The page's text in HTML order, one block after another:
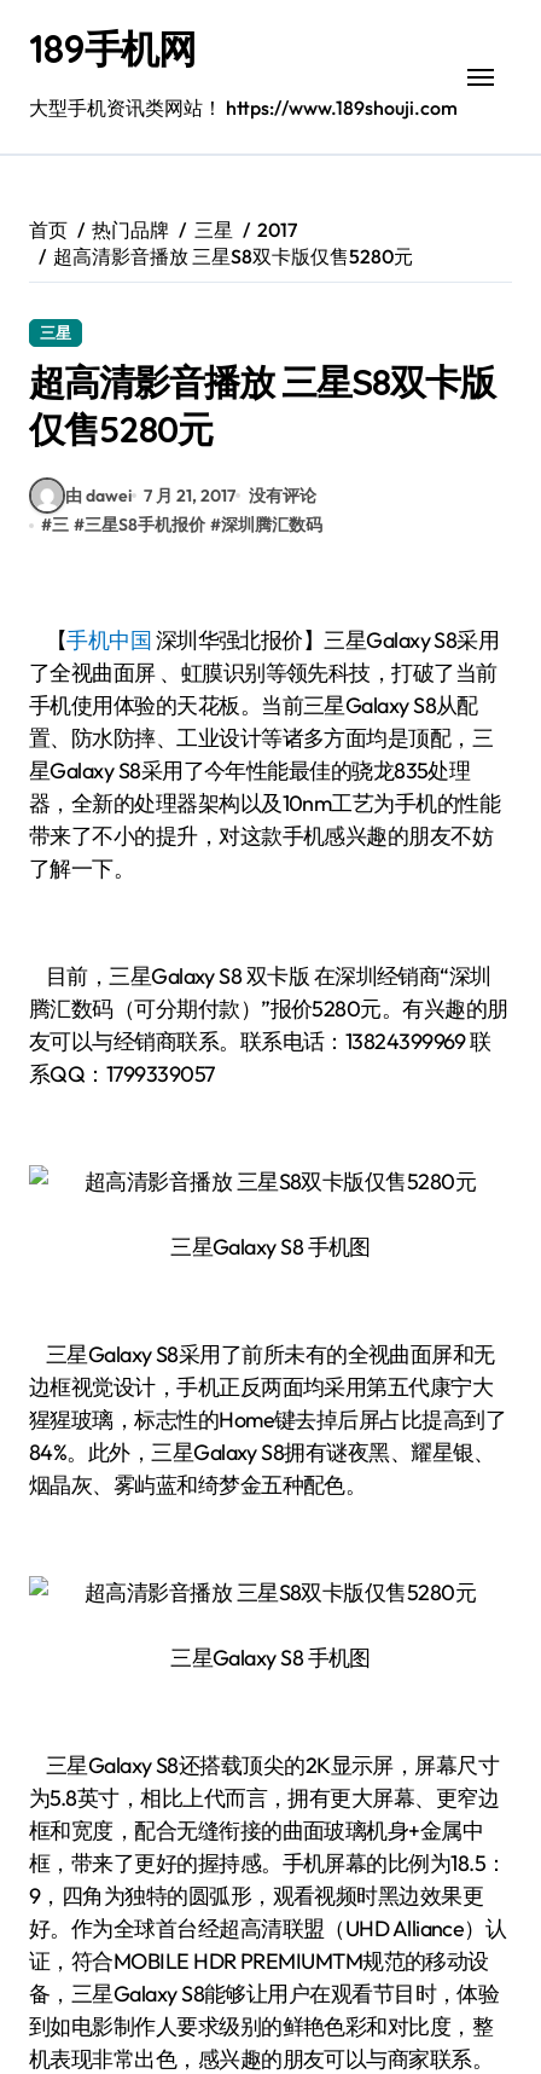
189手机网
大型手机资讯类网站！ https://www.189shouji.com
首页 热门品牌 三星
2017
超高清影音播放 三星S8双卡版仅售5280元
三星
超高清影音播放 三星S8双卡版
仅售5280元
由 dawei 7 月 21, 2017 没有评论
#三 #三星S8手机报价 #深圳腾汇数码
【手机中国深圳华强北报价】三星Galaxy S8采用
了全视曲面屏 、虹膜识别等领先科技，打破了当前
手机使用体验的天花板。当前三星Galaxy S8从配
置、防水防摔、工业设计等诸多方面均是顶配，三
星Galaxy S8采用了今年性能最佳的骁龙835处理
器，全新的处理器架构以及10nm工艺为手机的性能
带来了不小的提升，对这款手机感兴趣的朋友不妨
了解一下。
目前，三星Galaxy S8 双卡版 在深圳经销商“深圳
腾汇数码（可分期付款）”报价5280元。有兴趣的朋
友可以与经销商联系。联系电话：13824399969 联
系QQ：1799339057
三星Galaxy S8 手机图
三星Galaxy S8采用了前所未有的全视曲面屏和无
边框视觉设计，手机正反两面均采用第五代康宁大
猩猩玻璃，标志性的Home键去掉后屏占比提高到了
84%。此外，三星Galaxy S8拥有谜夜黑、耀星银、
烟晶灰、雾屿蓝和绮梦金五种配色。
三星Galaxy S8 手机图
三星Galaxy S8还搭载顶尖的2K显示屏，屏幕尺寸
为5.8英寸，相比上代而言，拥有更大屏幕、更窄边
框和宽度，配合无缝衔接的曲面玻璃机身+金属中
框，带来了更好的握持感。手机屏幕的比例为18.5：
9，四角为独特的圆弧形，观看视频时黑边效果更
好。作为全球首台经超高清联盟（UHD Alliance）认
证，符合MOBILE HDR PREMIUMTM规范的移动设
备，三星Galaxy S8能够让用户在观看节目时，体验
到如电影制作人要求级别的鲜艳色彩和对比度，整
机表现非常出色，感兴趣的朋友可以与商家联系。